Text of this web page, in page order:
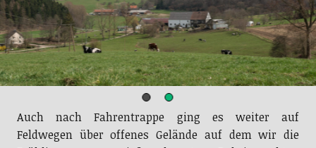
Auch nach Fahrentrappe ging es weiter auf
Feldwegen über offenes Gelände auf dem wir die